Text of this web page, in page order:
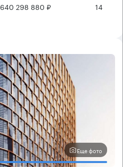
640 298 880 ₽ 14
Еще фото